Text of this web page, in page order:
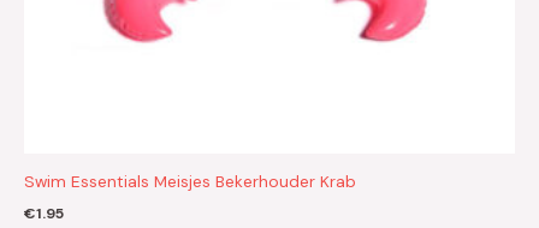
Swim Essentials Meisjes Bekerhouder Krab
€1.95